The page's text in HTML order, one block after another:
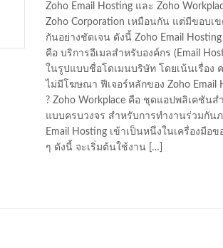
Zoho Email Hosting และ Zoho
Zoho Corporation เหมือนกัน แต่มีขอบเ
กันอย่างชัดเจน ดังนี้ Zoho Email
คือ บริการอีเมลสำหรับองค์กร (Email
ในรูปแบบชื่อโดเมนบริษัท โดยเน้นเรื่อง
ไม่มีโฆษณา ฟีเจอร์หลักของ Zoho Email
? Zoho Workplace คือ ชุดแอปพลิเคชันส
แบบครบวงจร สำหรับการทำงานร่วมกัน
Email Hosting เข้าเป็นหนึ่งในเครื่องมื
ๆ ดังนี้ จะเริ่มต้นใช้งาน […]